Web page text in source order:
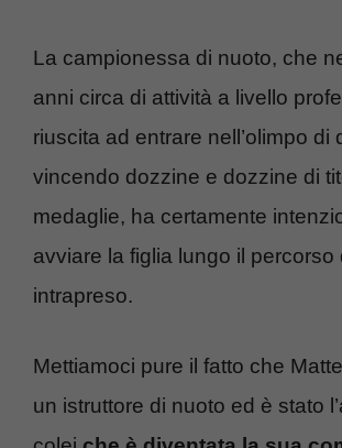
La campionessa di nuoto, che
anni circa di attività a livello
riuscita ad entrare nell’olimpo di
vincendo dozzine e dozzine di
medaglie, ha certamente
avviare la figlia lungo il percorso
intrapreso.
Mettiamoci pure il fatto che
un istruttore di nuoto ed è stato